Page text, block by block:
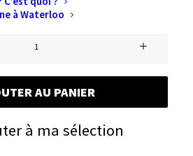
à Waterloo
VIDE
DRESSING
4
AU PANIER
à ma sélection